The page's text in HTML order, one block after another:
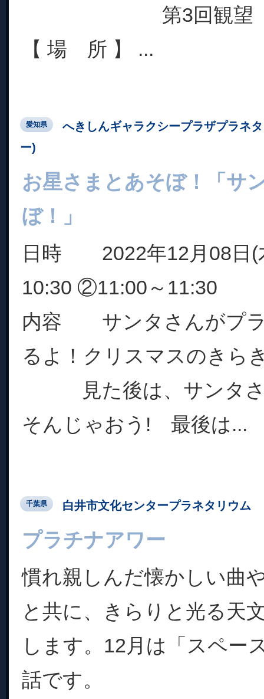
第3回観望
【 場 所 】 ...
愛知県
へきしんギャラクシープラザプラネ
ー)
お星さまとあそぼ！「サ
ぼ！」
日時 2022年12月08日
10:30 ②11:00～11:30
内容 サンタさんがプラ
るよ！クリスマスのきら
見た後は、サンタさ
そんじゃおう! 最後は...
千葉県 白井市文化センタープラネタリウム
プラチナアワー
慣れ親しんだ懐かしい曲
と共に、きらりと光る天
します。12月は「スペー
話です。